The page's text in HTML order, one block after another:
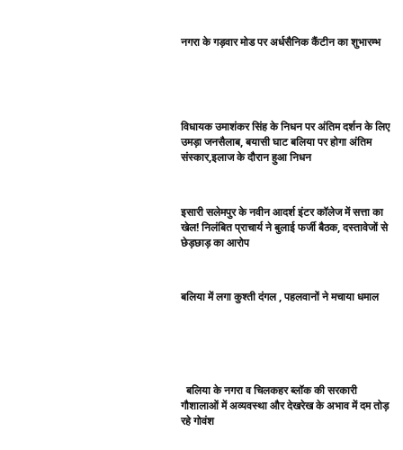
नगरा के गड़वार मोड पर अर्धसैनिक कैंटीन का शुभारम्भ
विधायक उमाशंकर सिंह के निधन पर अंतिम दर्शन के लिए
उमड़ा जनसैलाब, बयासी घाट बलिया पर होगा अंतिम
संस्कार,इलाज के दौरान हुआ निधन
इसारी सलेमपुर के नवीन आदर्श इंटर कॉलेज में सत्ता का
खेल! निलंबित प्राचार्य ने बुलाई फर्जी बैठक, दस्तावेजों से
छेड़छाड़ का आरोप
बलिया में लगा कुश्ती दंगल , पहलवानों ने मचाया धमाल
बलिया के नगरा व चिलकहर ब्लॉक की सरकारी
गौशालाओं में अव्यवस्था और देखरेख के अभाव में दम तोड़
रहे गोवंश